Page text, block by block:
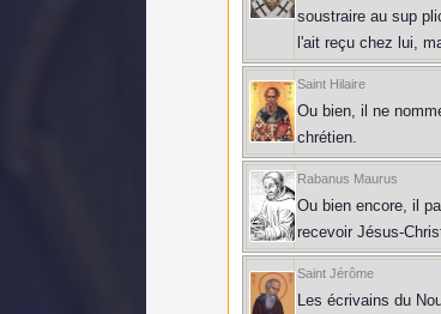
soustraire au sup
l'ait reçu chez lui,
Saint Hilaire
Ou bien, il ne
chrétien.
Rabanus Maurus
Ou bien encore, il
recevoir Jésus-
Saint Jérôme
Les écrivains du